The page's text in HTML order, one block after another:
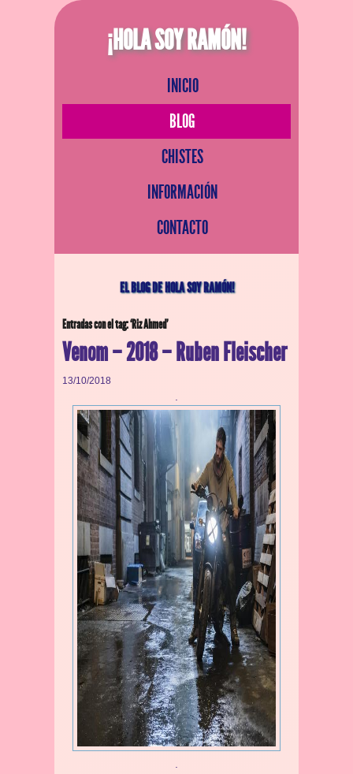
¡HOLA SOY RAMÓN!
INICIO
BLOG
CHISTES
INFORMACIÓN
CONTACTO
EL BLOG DE HOLA SOY RAMÓN!
Entradas con el tag: ‘Riz Ahmed’
Venom – 2018 – Ruben Fleischer
13/10/2018